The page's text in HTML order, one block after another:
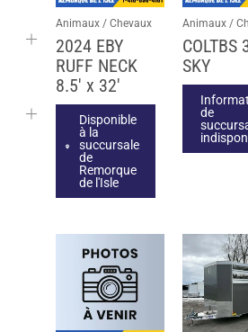
Animaux / Chevaux
2024 EBY
RUFF NECK
8.5′ x 32′
Disponible
à la
succursale
de
Remorque
de l'Isle
Animaux /
COLTBS
SKY
de